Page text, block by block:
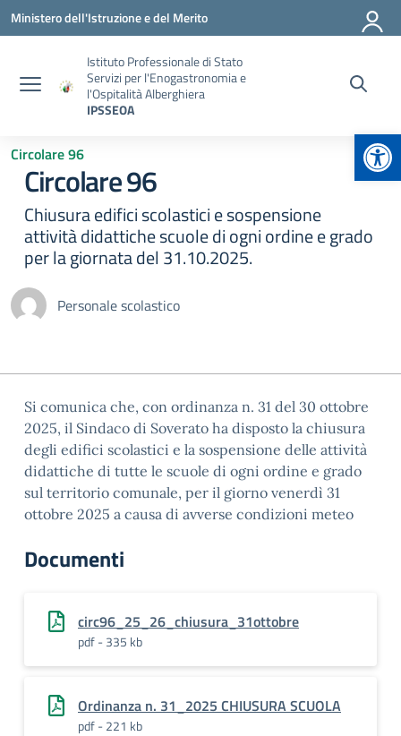
Vai ai contenuti
Vai al menu di navigazione
Vai al footer
Ministero dell'Istruzione e del Merito
Istituto Professionale di Stato
Servizi per l'Enogastronomia e
l'Ospitalità Alberghiera
IPSSEOA
Circolare 96
Circolare 96
Chiusura edifici scolastici e sospensione
attività didattiche scuole di ogni ordine e grado
per la giornata del 31.10.2025.
Personale scolastico
Si comunica che, con ordinanza n. 31 del 30 ottobre
2025, il Sindaco di Soverato ha disposto la chiusura
degli edifici scolastici e la sospensione delle attività
didattiche di tutte le scuole di ogni ordine e grado
sul territorio comunale, per il giorno venerdì 31
ottobre 2025 a causa di avverse condizioni meteo
Documenti
circ96_25_26_chiusura_31ottobre
pdf - 335 kb
Ordinanza n. 31_2025 CHIUSURA SCUOLA
pdf - 221 kb